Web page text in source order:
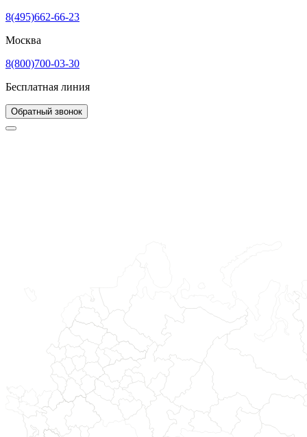
8(495)662-66-23
Москва
8(800)700-03-30
Бесплатная линия
Обратный звонок